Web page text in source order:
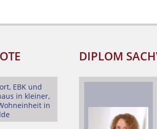
EBK und
in kleiner,
in
DIPLOM